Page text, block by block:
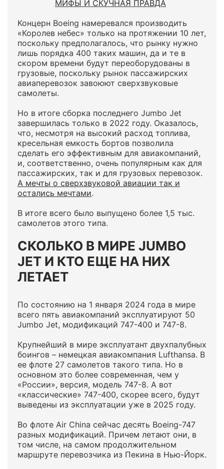
МИФЫ И СКУЧНАЯ ПРАВДА
Концерн Boeing намеревался производить
«Королев небес» только на протяжении 10 лет,
поскольку предполагалось, что рынку нужно
лишь порядка 400 таких машин, да и те в
скором времени будут переоборудованы в
грузовые, поскольку рынок пассажирских
авиаперевозок завоюют сверхзвуковые
самолеты.
Но в итоге сборка последнего Jumbo Jet
завершилась только в 2022 году. Оказалось,
что, несмотря на высокий расход топлива,
кресельная емкость бортов позволила
сделать его эффективным для авиакомпаний,
и, соответственно, очень популярным как для
пассажирских, так и для грузовых перевозок.
А мечты о сверхзвуковой авиации так и
остались мечтами.
В итоге всего было выпущено более 1,5 тыс.
самолетов этого типа.
СКОЛЬКО В МИРЕ JUMBO
JET И КТО ЕЩЕ НА НИХ
ЛЕТАЕТ
По состоянию на 1 января 2024 года в мире
всего пять авиакомпаний эксплуатируют 50
Jumbo Jet, модификаций 747-400 и 747-8.
Крупнейший в мире эксплуатант двухпалубных
боингов – немецкая авиакомпания Lufthansa. В
ее флоте 27 самолетов такого типа. Но в
основном это более современная, чем у
«России», версия, модель 747-8. А вот
«классические» 747-400, скорее всего, будут
выведены из эксплуатации уже в 2025 году.
Во флоте Air China сейчас десять Boeing-747
разных модификаций. Причем летают они, в
том числе, на самом продолжительном
маршруте перевозчика из Пекина в Нью-Йорк.